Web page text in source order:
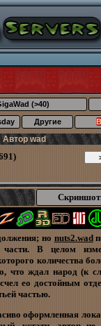
(>40)
Другие
но nuts2.wad
В целом
количества
что ждал народ (к
ео достойным
частью.
оформленная